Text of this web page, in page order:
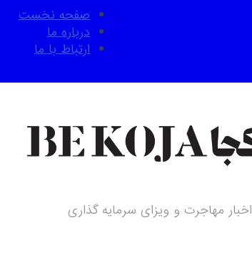
صفحه نخست
درباره ما
ارتباط با ما
اخبار مهاجرت و ویزای سرمایه گذاری